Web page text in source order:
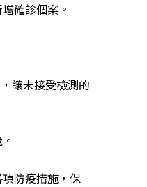
確診個案。
，讓未接受檢測的
防疫措施，保